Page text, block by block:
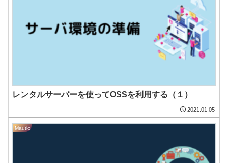
レンタルサーバーを使ってOSSを利用する（１）
2021.01.05
Mautic